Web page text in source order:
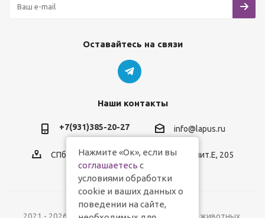
Оставайтесь на связи
Наши контакты
+7(931)385-20-27 info@lapus.ru
СПб, пр.Обуховской Обороны, д.116, лит.Е, 205
Нажмите «Ок», если вы
соглашаетесь с
условиями обработки
cookie и ваших данных о
поведении на сайте,